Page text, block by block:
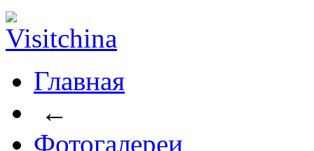
Главная
←
Фотогалереи